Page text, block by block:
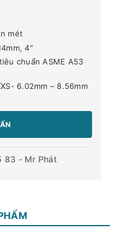
mét
4"
chuẩn ASME A53
6.02mm – 8.56mm
83 - Mr Phát